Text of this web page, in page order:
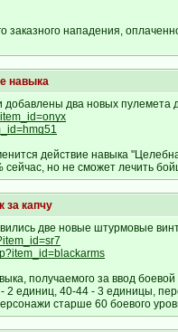
заказного нападения,
навыка
добавлены два новых пулемета
действие навыка
но не сможет лечить
за капчу
две новые штурмовые
получаемого за ввод
2 единиц, 40-44 - 3 единицы,
старше 60 боевого